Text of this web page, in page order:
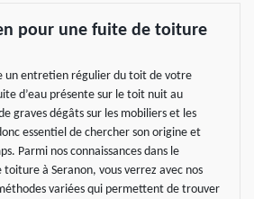
pour une fuite de toiture
un entretien régulier du toit de votre
d’eau présente sur le toit nuit au
graves dégâts sur les mobiliers et les
essentiel de chercher son origine et
Parmi nos connaissances dans le
à Seranon, vous verrez avec nos
variées qui permettent de trouver